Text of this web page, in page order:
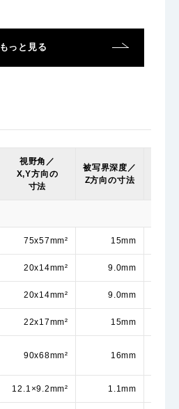
もっと見る
視野角／
X,Y方向の
寸法
被写界深度／
Z方向の寸法
75x57mm² 15mm
20x14mm² 9.0mm
20x14mm² 9.0mm
22x17mm² 15mm
90x68mm² 16mm
12.1×9.2mm² 1.1mm